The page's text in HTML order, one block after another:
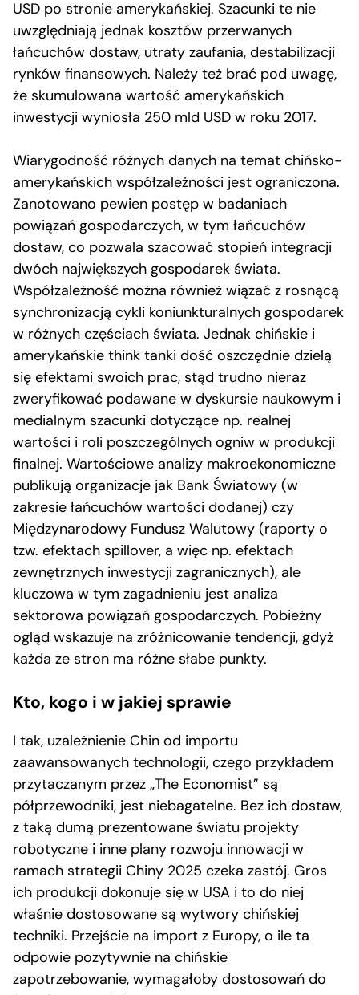
USD po stronie amerykańskiej. Szacunki te nie
uwzględniają jednak kosztów przerwanych
łańcuchów dostaw, utraty zaufania, destabilizacji
rynków finansowych. Należy też brać pod uwagę,
że skumulowana wartość amerykańskich
inwestycji wyniosła 250 mld USD w roku 2017.
Wiarygodność różnych danych na temat chińsko-
amerykańskich współzależności jest ograniczona.
Zanotowano pewien postęp w badaniach
powiązań gospodarczych, w tym łańcuchów
dostaw, co pozwala szacować stopień integracji
dwóch największych gospodarek świata.
Współzależność można również wiązać z rosnącą
synchronizacją cykli koniunkturalnych gospodarek
w różnych częściach świata. Jednak chińskie i
amerykańskie think tanki dość oszczędnie dzielą
się efektami swoich prac, stąd trudno nieraz
zweryfikować podawane w dyskursie naukowym i
medialnym szacunki dotyczące np. realnej
wartości i roli poszczególnych ogniw w produkcji
finalnej. Wartościowe analizy makroekonomiczne
publikują organizacje jak Bank Światowy (w
zakresie łańcuchów wartości dodanej) czy
Międzynarodowy Fundusz Walutowy (raporty o
tzw. efektach spillover, a więc np. efektach
zewnętrznych inwestycji zagranicznych), ale
kluczowa w tym zagadnieniu jest analiza
sektorowa powiązań gospodarczych. Pobieżny
ogląd wskazuje na zróżnicowanie tendencji, gdyż
każda ze stron ma różne słabe punkty.
Kto, kogo i w jakiej sprawie
I tak, uzależnienie Chin od importu
zaawansowanych technologii, czego przykładem
przytaczanym przez „The Economist” są
półprzewodniki, jest niebagatelne. Bez ich dostaw,
z taką dumą prezentowane światu projekty
robotyczne i inne plany rozwoju innowacji w
ramach strategii Chiny 2025 czeka zastój. Gros
ich produkcji dokonuje się w USA i to do niej
właśnie dostosowane są wytwory chińskiej
techniki. Przejście na import z Europy, o ile ta
odpowie pozytywnie na chińskie
zapotrzebowanie, wymagałoby dostosowań do